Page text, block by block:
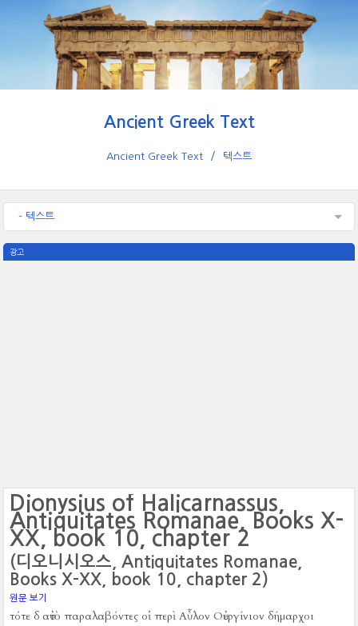
Ancient Greek Text
Ancient Greek Text 텍스트
- 텍스트
광고
Dionysius of Halicarnassus,
Antiquitates Romanae, Books X-
XX, book 10, chapter 2
(디오니시오스, Antiquitates Romanae,
Books X-XX, book 10, chapter 2)
원문 보기
τότε δ αὐτὸ παραλαβόντες οἱ περὶ Αὖλον Οὐεργίνιον δήμαρχοι